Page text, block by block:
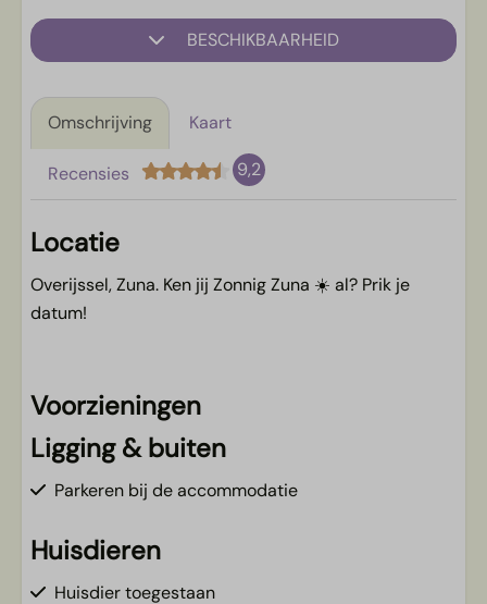
BESCHIKBAARHEID
Omschrijving Kaart
Recensies 9,2
Locatie
Overijssel, Zuna. Ken jij Zonnig Zuna ☀️ al? Prik je
datum!
Voorzieningen
Ligging & buiten
Parkeren bij de accommodatie
Huisdieren
Huisdier toegestaan